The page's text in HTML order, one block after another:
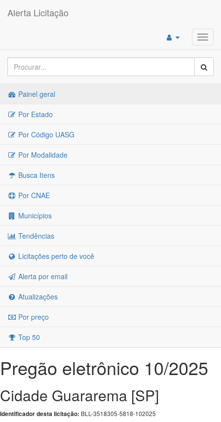
Alerta Licitação
Painel geral
Por Estado
Por Código UASG
Por Modalidade
Busca Itens
Por CNAE
Municípios
Tendências
Licitações perto de você
Alerta por email
Atualizações
Por preço
Top 50
Pregão eletrônico 10/2025
Cidade Guararema [SP]
Identificador desta licitação: BLL-3518305-5818-102025